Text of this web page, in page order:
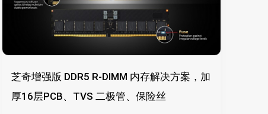
芝奇增强版 DDR5 R-DIMM 内存解决方案，加
厚16层PCB、TVS 二极管、保险丝